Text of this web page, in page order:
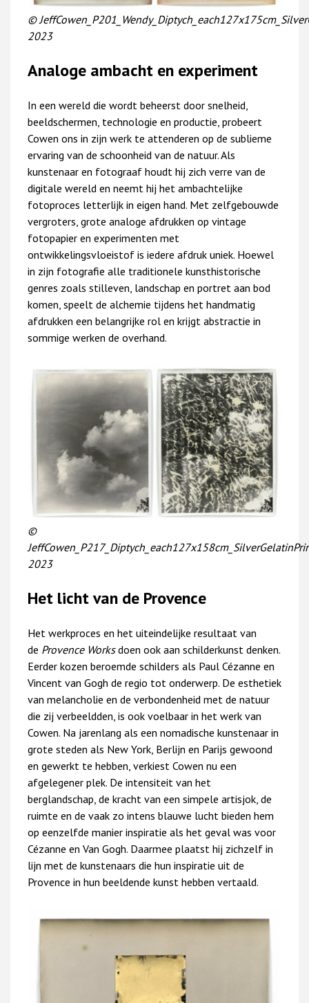
©
2023
Analoge ambacht en experiment
In een wereld die wordt beheerst door snelheid,
beeldschermen, technologie en productie, probeert
Cowen ons in zijn werk te attenderen op de sublieme
ervaring van de schoonheid van de natuur. Als
kunstenaar en fotograaf houdt hij zich verre van de
digitale wereld en neemt hij het ambachtelijke
fotoproces letterlijk in eigen hand. Met zelfgebouwde
vergroters, grote analoge afdrukken op vintage
fotopapier en experimenten met
ontwikkelingsvloeistof is iedere afdruk uniek. Hoewel
in zijn fotografie alle traditionele kunsthistorische
genres zoals stilleven, landschap en portret aan bod
komen, speelt de alchemie tijdens het handmatig
afdrukken een belangrijke rol en krijgt abstractie in
sommige werken de overhand.
©
2023
Het licht van de Provence
Het werkproces en het uiteindelijke resultaat van
de Provence Worksdoen ook aan schilderkunst denken.
Eerder kozen beroemde schilders als Paul Cézanne en
Vincent van Gogh de regio tot onderwerp. De esthetiek
van melancholie en de verbondenheid met de natuur
die zij verbeeldden, is ook voelbaar in het werk van
Cowen. Na jarenlang als een nomadische kunstenaar in
grote steden als New York, Berlijn en Parijs gewoond
en gewerkt te hebben, verkiest Cowen nu een
afgelegener plek. De intensiteit van het
berglandschap, de kracht van een simpele artisjok, de
ruimte en de vaak zo intens blauwe lucht bieden hem
op eenzelfde manier inspiratie als het geval was voor
Cézanne en Van Gogh. Daarmee plaatst hij zichzelf in
lijn met de kunstenaars die hun inspiratie uit de
Provence in hun beeldende kunst hebben vertaald.